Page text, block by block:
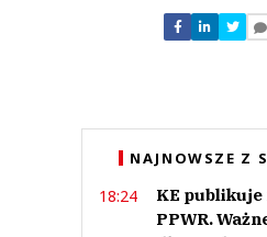
Nie znaleziono
Zostaw swoje
NAJNOWSZE Z
18:24
KE publikuje
PPWR.